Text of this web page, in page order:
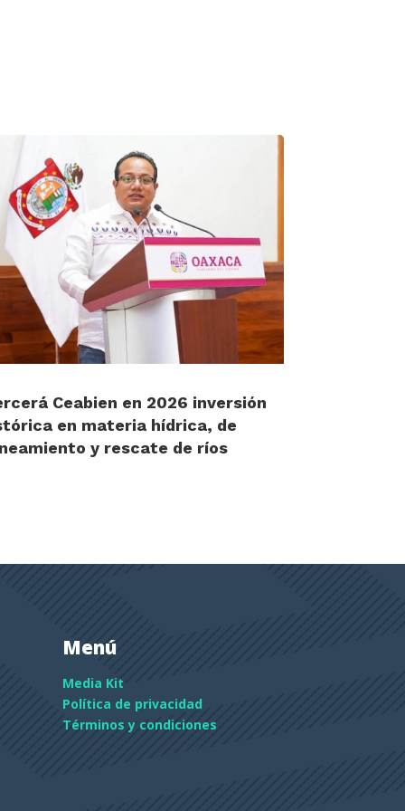
Ceabien en 2026 inversión
en materia hídrica, de
y rescate de ríos
Menú
Media Kit
Política de privacidad
Términos y condiciones